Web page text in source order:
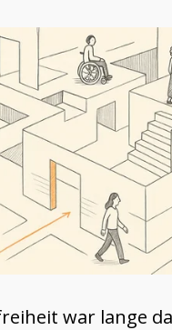
war lange